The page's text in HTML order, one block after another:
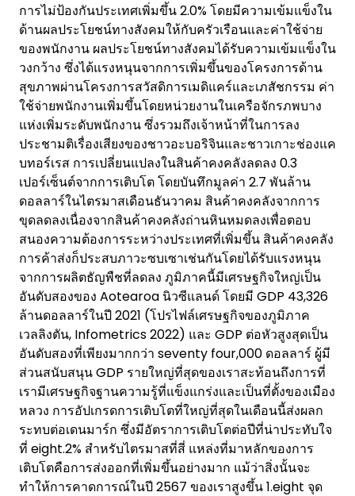
การไม่ป้องกันประเทศเพิ่มขึ้น 2.0% โดยมีความเข้มแข็งใน
ด้านผลประโยชน์ทางสังคมให้กับครัวเรือนและค่าใช้จ่าย
ของพนักงาน ผลประโยชน์ทางสังคมได้รับความเข้มแข็งใน
วงกว้าง ซึ่งได้แรงหนุนจากการเพิ่มขึ้นของโครงการด้าน
สุขภาพผ่านโครงการสวัสดิการเมดิแคร์และเภสัชกรรม ค่า
ใช้จ่ายพนักงานเพิ่มขึ้นโดยหน่วยงานในเครือจักรภพบาง
แห่งเพิ่มระดับพนักงาน ซึ่งรวมถึงเจ้าหน้าที่ในการลง
ประชามติเรื่องเสียงของชาวอะบอริจินและชาวเกาะช่องแค
บทอร์เรส การเปลี่ยนแปลงในสินค้าคงคลังลดลง 0.3
เปอร์เซ็นต์จากการเติบโต โดยบันทึกมูลค่า 2.7 พันล้าน
ดอลลาร์ในไตรมาสเดือนธันวาคม สินค้าคงคลังจากการ
ขุดลดลงเนื่องจากสินค้าคงคลังถ่านหินหมดลงเพื่อตอบ
สนองความต้องการระหว่างประเทศที่เพิ่มขึ้น สินค้าคงคลัง
การค้าส่งก็ประสบภาวะซบเซาเช่นกันโดยได้รับแรงหนุน
จากการผลิตธัญพืชที่ลดลง ภูมิภาคนี้มีเศรษฐกิจใหญ่เป็น
อันดับสองของ Aotearoa นิวซีแลนด์ โดยมี GDP 43,326
ล้านดอลลาร์ในปี 2021 (โปรไฟล์เศรษฐกิจของภูมิภาค
เวลลิงตัน, Infometrics 2022) และ GDP ต่อหัวสูงสุดเป็น
อันดับสองที่เพียงมากกว่า seventy four,000 ดอลลาร์ ผู้มี
ส่วนสนับสนุน GDP รายใหญ่ที่สุดของเราสะท้อนถึงการที่
เรามีเศรษฐกิจฐานความรู้ที่แข็งแกร่งและเป็นที่ตั้งของเมือง
หลวง การอัปเกรดการเติบโตที่ใหญ่ที่สุดในเดือนนี้ส่งผลก
ระทบต่อเดนมาร์ก ซึ่งมีอัตราการเติบโตต่อปีที่น่าประทับใจ
ที่ eight.2% สำหรับไตรมาสที่สี่ แหล่งที่มาหลักของการ
เติบโตคือการส่งออกที่เพิ่มขึ้นอย่างมาก แม้ว่าสิ่งนั้นจะ
ทำให้การคาดการณ์ในปี 2567 ของเราสูงขึ้น 1.eight จุด